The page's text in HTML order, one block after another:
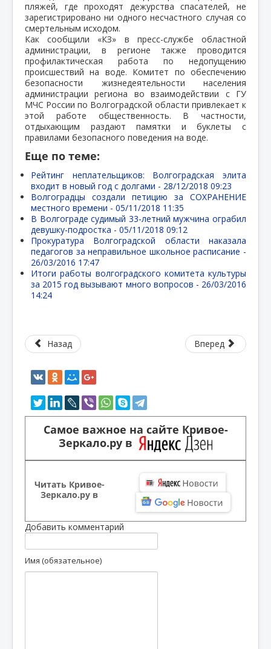
пляжей, где проходят дежурства спасателей, не
зарегистрировано ни одного несчастного случая со
смертельным исходом.
Как сообщили «КЗ» в пресс-службе областной
администрации, в регионе также проводится
профилактическая работа по недопущению
происшествий на воде. Комитет по обеспечению
безопасности жизнедеятельности населения
администрации региона во взаимодействии с ГУ
МЧС России по Волгоградской области привлекает к
этой работе общественность. В частности,
отдыхающим раздают памятки и буклеты с
правилами безопасного поведения на воде.
Еще по теме:
Рейтинг неплательщиков: Волгоградская элита
входит в новый год с долгами - 28/12/2018 09:23
Волгоградцы создали петицию за СОХРАНЕНИЕ
местного времени - 05/11/2018 11:35
В Волгограде судимый 33-летний мужчина ограбил
девушку-подростка - 05/11/2018 09:12
Прокуратура Волгоградской области наказала
педагогов за неправильное школьное расписание -
26/03/2016 17:47
Итоги работы волгоградского комитета культуры
за 2015 год вызывают много вопросов - 26/03/2016
14:24
Назад Вперед
Самое важное на сайте Кривое-
Зеркало.ру в
Читать Кривое-
Зеркало.ру в
Добавить комментарий
Имя (обязательное)